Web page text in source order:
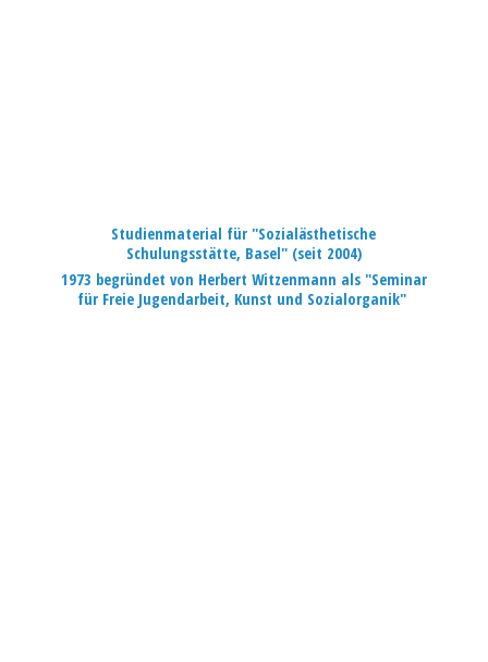
Studienmaterial für "Sozialästhetische
Schulungsstätte, Basel" (seit 2004)
1973 begründet von Herbert Witzenmann als "Seminar
für Freie Jugendarbeit, Kunst und Sozialorganik"